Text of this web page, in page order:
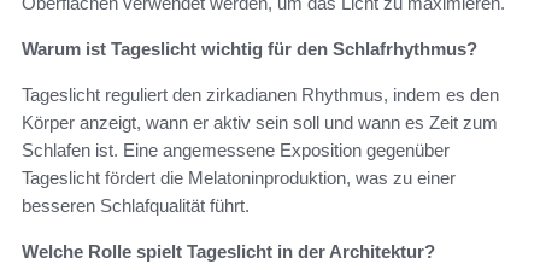
Warum ist Tageslicht wichtig für den Schlafrhythmus?
Tageslicht reguliert den zirkadianen Rhythmus, indem es den
Körper anzeigt, wann er aktiv sein soll und wann es Zeit zum
Schlafen ist. Eine angemessene Exposition gegenüber
Tageslicht fördert die Melatoninproduktion, was zu einer
besseren Schlafqualität führt.
Welche Rolle spielt Tageslicht in der Architektur?